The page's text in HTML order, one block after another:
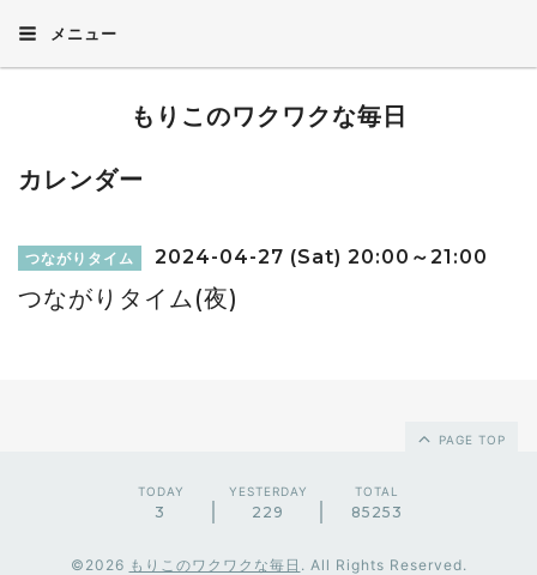
メニュー
もりこのワクワクな毎日
カレンダー
つながりタイム 2024-04-27 (Sat) 20:00～21:00
つながりタイム(夜)
PAGE TOP
TODAY
3
YESTERDAY
229
TOTAL
85253
©2026 もりこのワクワクな毎日 . All Rights Reserved.